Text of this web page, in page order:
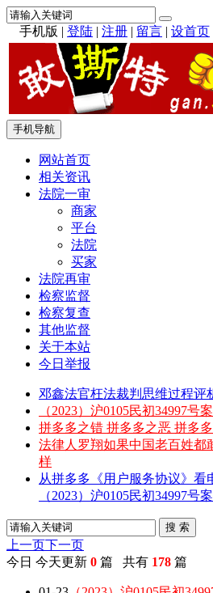
手机版 | 登陆 | 注册 | 留言 | 设首页
手机导航
网站首页
相关资讯
法院一审
商家
平台
法院
买家
法院再审
检察监督
检察复查
其他监督
关于本站
今日举报
邓鑫法官枉法裁判思维过程评
（2023）沪0105民初34997号
拼多多之错 拼多多之恶 拼多
法律人罗翔如果中国老百姓都
样
从拼多多《用户服务协议》
（2023）沪0105民初34997号
搜 索
上一页下一页
今日 今天更新 0 篇 共有 178 篇